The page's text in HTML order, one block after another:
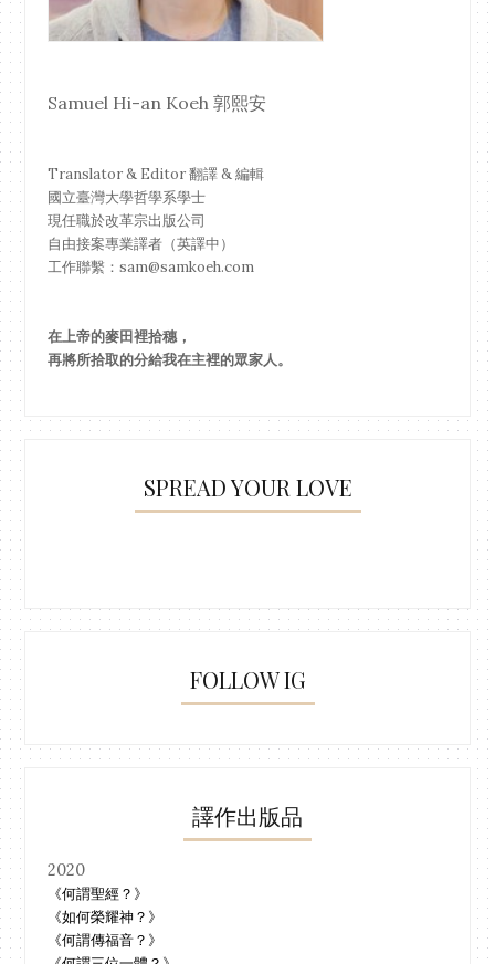
Samuel Hi-an Koeh 郭熙安
Translator & Editor 翻譯 & 編輯
國立臺灣大學哲學系學士
現任職於改革宗出版公司
自由接案專業譯者（英譯中）
工作聯繫：sam@samkoeh.com
在上帝的麥田裡拾穗，
再將所拾取的分給我在主裡的眾家人。
SPREAD YOUR LOVE
FOLLOW IG
譯作出版品
2020
《何謂聖經？》
《如何榮耀神？》
《何謂傳福音？》